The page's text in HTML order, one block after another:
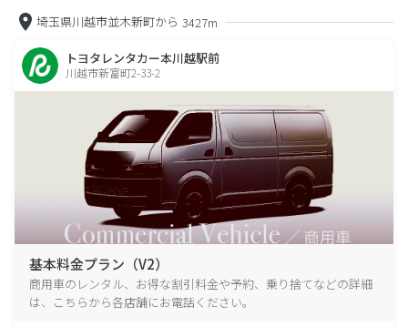
埼玉県川越市並木新町から 3427m
トヨタレンタカー本川越駅前
川越市新富町2-33-2
基本料金プラン（V2）
商用車のレンタル、お得な割引料金や予約、乗り捨てなどの詳細
は、こちらから各店舗にお電話ください。